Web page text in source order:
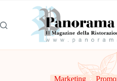
Marketing